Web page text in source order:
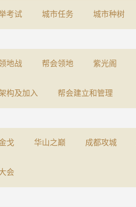
考试 城市任务 城市种树
地战 帮会领地 紫光阁
构及加入 帮会建立和管理
戈 华山之巅 成都攻城
会